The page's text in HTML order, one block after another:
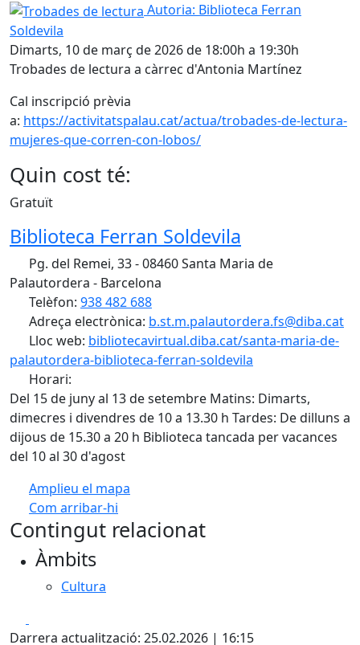
Trobades de lectura
Autoria: Biblioteca Ferran
Soldevila
Dimarts, 10 de març de 2026 de 18:00h a 19:30h
Trobades de lectura a càrrec d'Antonia Martínez
Cal inscripció prèvia
a: https://activitatspalau.cat/actua/trobades-de-lectura-
mujeres-que-corren-con-lobos/
Quin cost té:
Gratuït
Biblioteca Ferran Soldevila
Pg. del Remei, 33 - 08460 Santa Maria de
Palautordera - Barcelona
Telèfon: 938 482 688
Adreça electrònica: b.st.m.palautordera.fs@diba.cat
Lloc web: bibliotecavirtual.diba.cat/santa-maria-de-
palautordera-biblioteca-ferran-soldevila
Horari:
Del 15 de juny al 13 de setembre Matins: Dimarts,
dimecres i divendres de 10 a 13.30 h Tardes: De dilluns a
dijous de 15.30 a 20 h Biblioteca tancada per vacances
del 10 al 30 d'agost
Amplieu el mapa
Com arribar-hi
+
−
Contingut relacionat
Àmbits
Cultura
Darrera actualització: 25.02.2026 | 16:15